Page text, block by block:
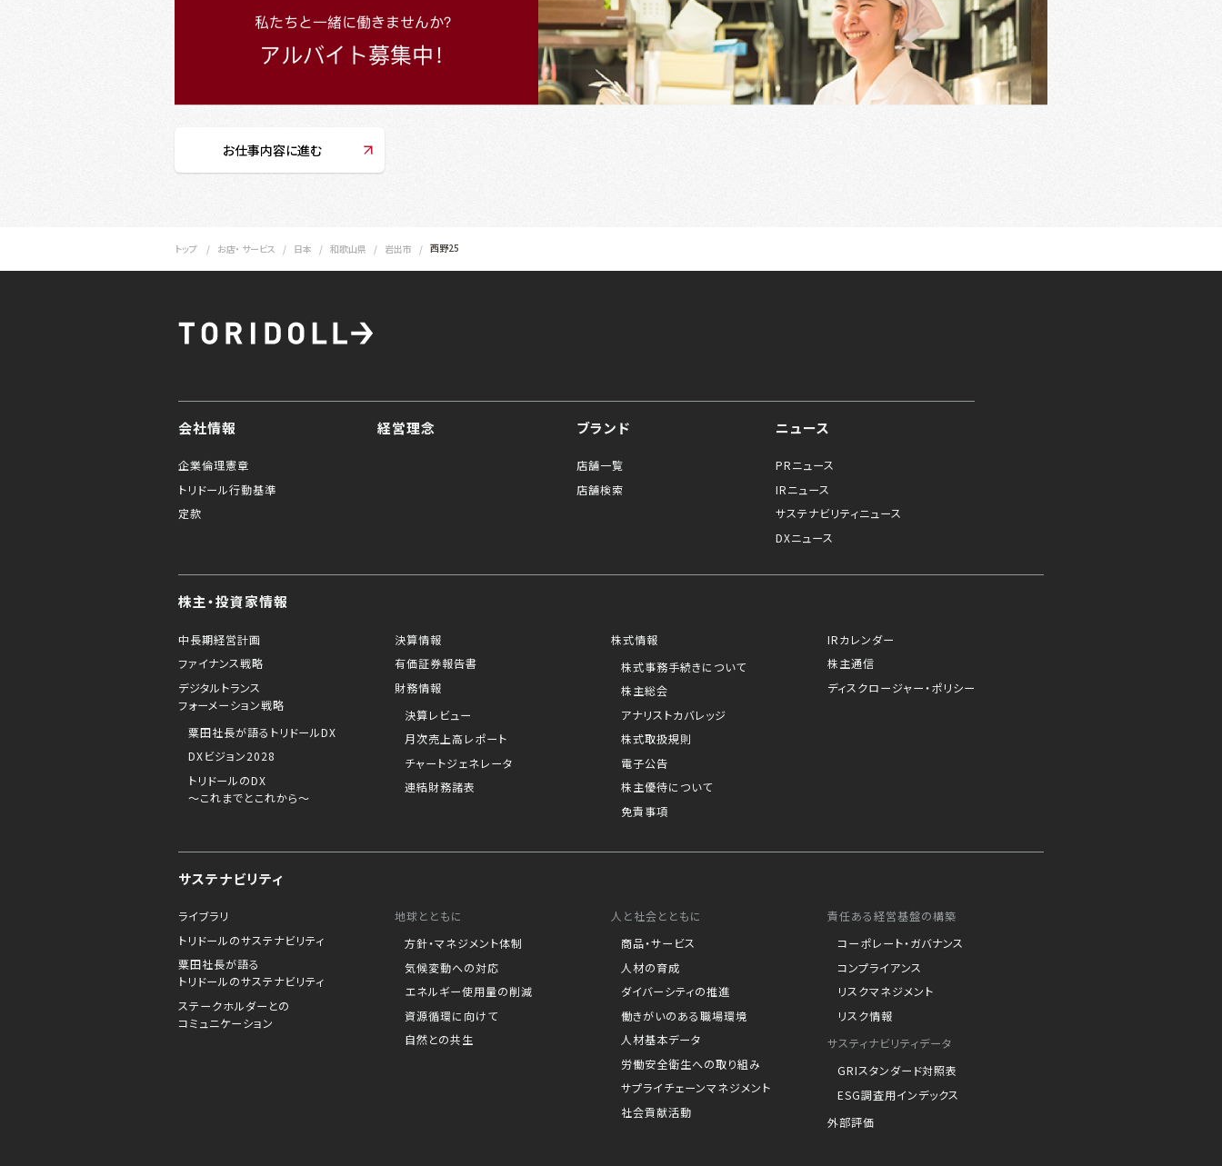
お仕事内容に進む
トップ お店・ サービス 日本 和歌山県 岩出市 西野25
会社情報
企業倫理憲章
トリドール行動基準
定款
経営理念 ブランド
店舗一覧
店舗検索
ニュース
PRニュース
IRニュース
サステナビリティニュース
DXニュース
株主・投資家情報
中長期経営計画
ファイナンス戦略
デジタルトランス
フォーメーション戦略
粟田社長が語るトリドールDX
DXビジョン2028
トリドールのDX
～これまでとこれから～
決算情報
有価証券報告書
財務情報
決算レビュー
月次売上高レポート
チャートジェネレータ
連結財務諸表
株式情報
株式事務手続きについて
株主総会
アナリストカバレッジ
株式取扱規則
電子公告
株主優待について
免責事項
IRカレンダー
株主通信
ディスクロージャー・ポリシー
サステナビリティ
ライブラリ
トリドールのサステナビリティ
粟田社長が語る
トリドールのサステナビリティ
ステークホルダーとの
コミュニケーション
地球とともに
方針・マネジメント体制
気候変動への対応
エネルギー使用量の削減
資源循環に向けて
自然との共生
人と社会とともに
商品・サービス
人材の育成
ダイバーシティの推進
働きがいのある職場環境
人材基本データ
労働安全衛生への取り組み
サプライチェーンマネジメント
社会貢献活動
責任ある経営基盤の構築
コーポレート・ガバナンス
コンプライアンス
リスクマネジメント
リスク情報
サスティナビリティデータ
GRIスタンダード対照表
ESG調査用インデックス
外部評価